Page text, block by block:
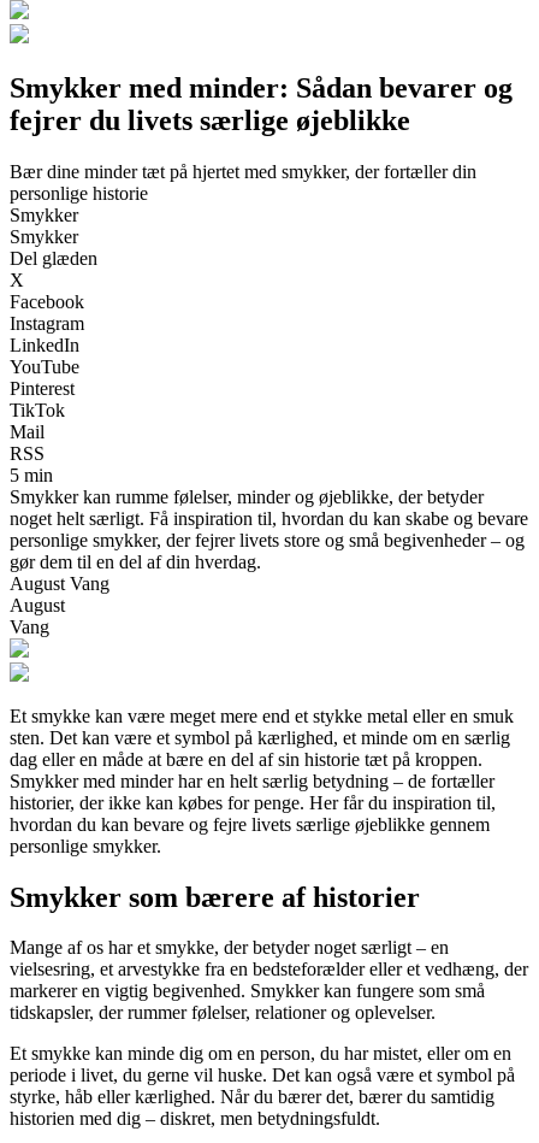
Smykker med minder: Sådan bevarer og
fejrer du livets særlige øjeblikke
Bær dine minder tæt på hjertet med smykker, der fortæller din
personlige historie
Smykker
Smykker
Del glæden
X
Facebook
Instagram
LinkedIn
YouTube
Pinterest
TikTok
Mail
RSS
5 min
Smykker kan rumme følelser, minder og øjeblikke, der betyder
noget helt særligt. Få inspiration til, hvordan du kan skabe og bevare
personlige smykker, der fejrer livets store og små begivenheder – og
gør dem til en del af din hverdag.
August Vang
August
Vang
Et smykke kan være meget mere end et stykke metal eller en smuk
sten. Det kan være et symbol på kærlighed, et minde om en særlig
dag eller en måde at bære en del af sin historie tæt på kroppen.
Smykker med minder har en helt særlig betydning – de fortæller
historier, der ikke kan købes for penge. Her får du inspiration til,
hvordan du kan bevare og fejre livets særlige øjeblikke gennem
personlige smykker.
Smykker som bærere af historier
Mange af os har et smykke, der betyder noget særligt – en
vielsesring, et arvestykke fra en bedsteforælder eller et vedhæng, der
markerer en vigtig begivenhed. Smykker kan fungere som små
tidskapsler, der rummer følelser, relationer og oplevelser.
Et smykke kan minde dig om en person, du har mistet, eller om en
periode i livet, du gerne vil huske. Det kan også være et symbol på
styrke, håb eller kærlighed. Når du bærer det, bærer du samtidig
historien med dig – diskret, men betydningsfuldt.